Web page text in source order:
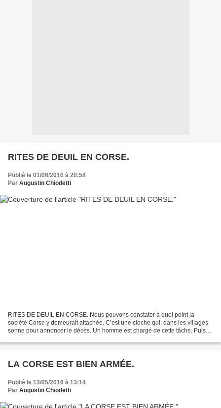
RITES DE DEUIL EN CORSE.
Publié le 01/06/2016 à 20:58
Par Augustin Chiodetti
RITES DE DEUIL EN CORSE. Nous pouvons constater à quel point la
société Corse y demeurait attachée. C’est une cloche qui, dans les villages
sonne pour annoncer le décès. Un homme est chargé de cette tâche. Puis
LA CORSE EST BIEN ARMÉE.
Publié le 13/05/2016 à 13:14
Par Augustin Chiodetti